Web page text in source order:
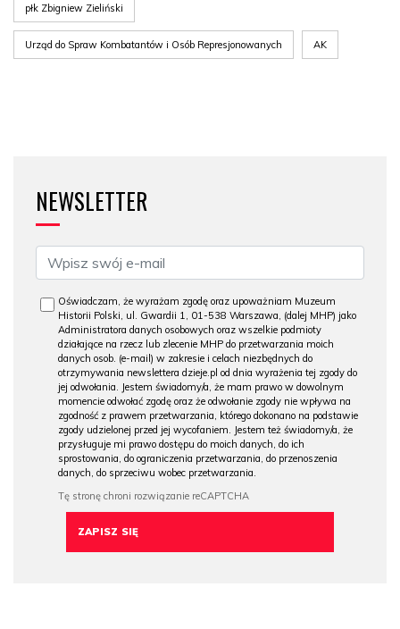
płk Zbigniew Zieliński
Urząd do Spraw Kombatantów i Osób Represjonowanych AK
NEWSLETTER
Oświadczam, że wyrażam zgodę oraz upoważniam Muzeum
Historii Polski, ul. Gwardii 1, 01-538 Warszawa, (dalej MHP) jako
Administratora danych osobowych oraz wszelkie podmioty
działające na rzecz lub zlecenie MHP do przetwarzania moich
danych osob. (e-mail) w zakresie i celach niezbędnych do
otrzymywania newslettera dzieje.pl od dnia wyrażenia tej zgody do
jej odwołania. Jestem świadomy/a, że mam prawo w dowolnym
momencie odwołać zgodę oraz że odwołanie zgody nie wpływa na
zgodność z prawem przetwarzania, którego dokonano na podstawie
zgody udzielonej przed jej wycofaniem. Jestem też świadomy/a, że
przysługuje mi prawo dostępu do moich danych, do ich
sprostowania, do ograniczenia przetwarzania, do przenoszenia
danych, do sprzeciwu wobec przetwarzania.